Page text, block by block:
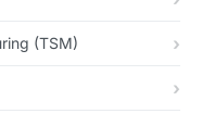
(TSM)